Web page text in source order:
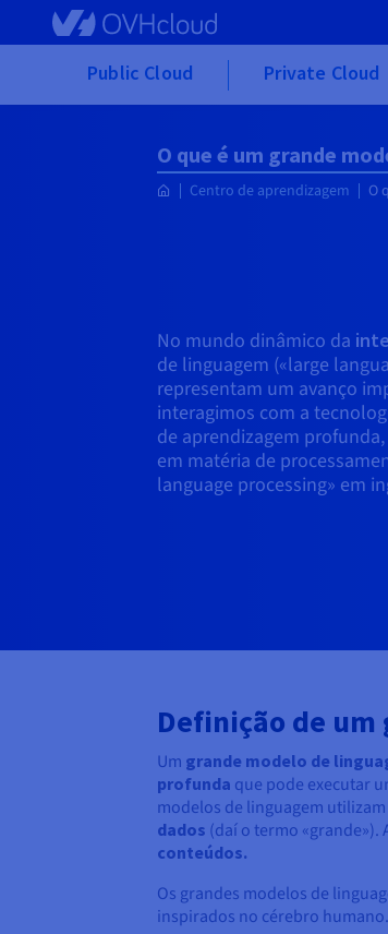
Skip to main content
Public Cloud Private Cloud
O que é um grande
Centro de aprendizagem O
No mundo dinâmico da
de linguagem («large
representam um avanço
interagimos com a
de aprendizagem
em matéria de
language processing» em
Definição de
Um grande modelo de
profunda que pode executar
modelos de linguagem utilizam
dados (daí o termo «grande»).
conteúdos.
Os grandes modelos de
inspirados no cérebro